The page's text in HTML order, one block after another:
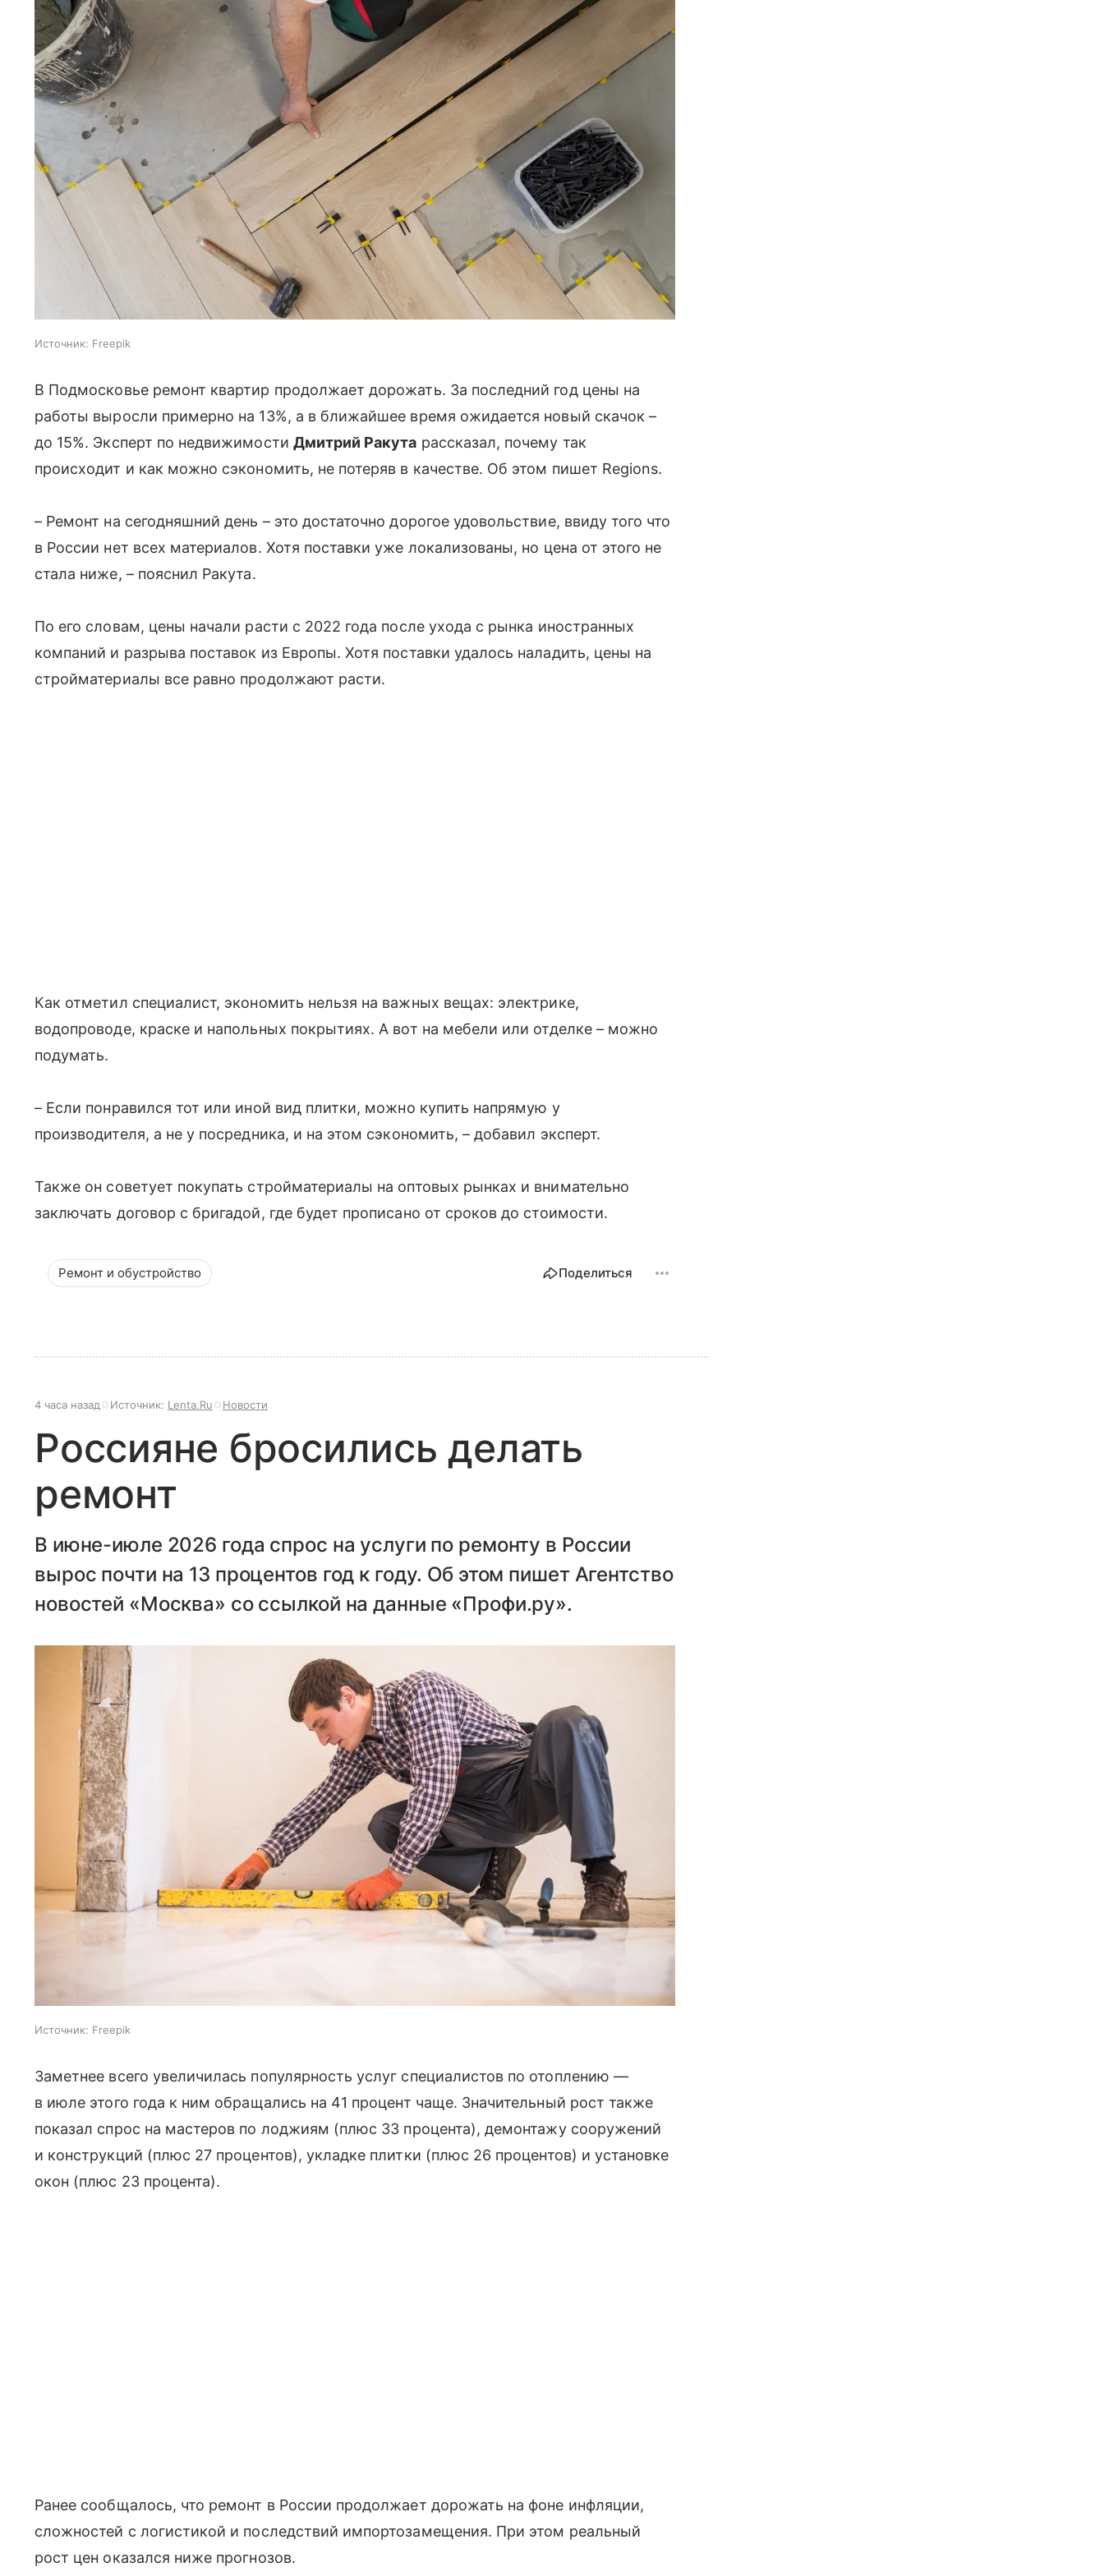
Источник: Freepik
В Подмосковье ремонт квартир продолжает дорожать. За последний год цены на
работы выросли примерно на 13%, а в ближайшее время ожидается новый скачок –
до 15%. Эксперт по недвижимости Дмитрий Ракута рассказал, почему так
происходит и как можно сэкономить, не потеряв в качестве. Об этом пишет Regions.
– Ремонт на сегодняшний день – это достаточно дорогое удовольствие, ввиду того что
в России нет всех материалов. Хотя поставки уже локализованы, но цена от этого не
стала ниже, – пояснил Ракута.
По его словам, цены начали расти с 2022 года после ухода с рынка иностранных
компаний и разрыва поставок из Европы. Хотя поставки удалось наладить, цены на
стройматериалы все равно продолжают расти.
Как отметил специалист, экономить нельзя на важных вещах: электрике,
водопроводе, краске и напольных покрытиях. А вот на мебели или отделке – можно
подумать.
– Если понравился тот или иной вид плитки, можно купить напрямую у
производителя, а не у посредника, и на этом сэкономить, – добавил эксперт.
Также он советует покупать стройматериалы на оптовых рынках и внимательно
заключать договор с бригадой, где будет прописано от сроков до стоимости.
Ремонт и обустройство Поделиться
4 часа назад Источник: Lenta.Ru Новости
Россияне бросились делать
ремонт
В июне-июле 2026 года спрос на услуги по ремонту в России
вырос почти на 13 процентов год к году. Об этом пишет Агентство
новостей «Москва» со ссылкой на данные «Профи.ру».
Источник: Freepik
Заметнее всего увеличилась популярность услуг специалистов по отоплению —
в июле этого года к ним обращались на 41 процент чаще. Значительный рост также
показал спрос на мастеров по лоджиям (плюс 33 процента), демонтажу сооружений
и конструкций (плюс 27 процентов), укладке плитки (плюс 26 процентов) и установке
окон (плюс 23 процента).
Ранее сообщалось, что ремонт в России продолжает дорожать на фоне инфляции,
сложностей с логистикой и последствий импортозамещения. При этом реальный
рост цен оказался ниже прогнозов.